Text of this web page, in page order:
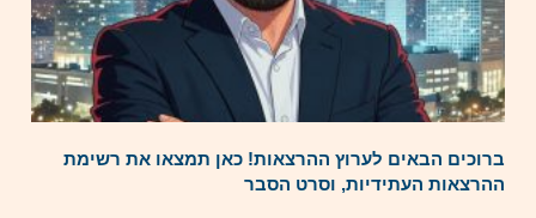
ברוכים הבאים לערוץ ההרצאות! כאן תמצאו את רשימת
ההרצאות העתידיות, וסרט הסבר